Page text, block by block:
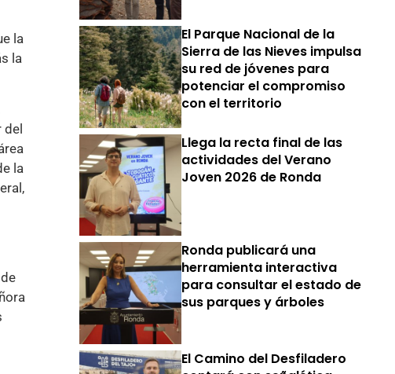
la
la
del
la
El Parque Nacional de la
Sierra de las Nieves impulsa
su red de jóvenes para
potenciar el compromiso
con el territorio
Llega la recta final de las
actividades del Verano
Joven 2026 de Ronda
Ronda publicará una
herramienta interactiva
para consultar el estado de
sus parques y árboles
El Camino del Desfiladero